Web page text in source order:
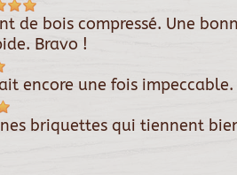
de bois compressé. Une
Bravo !
encore une fois
briquettes qui tiennent